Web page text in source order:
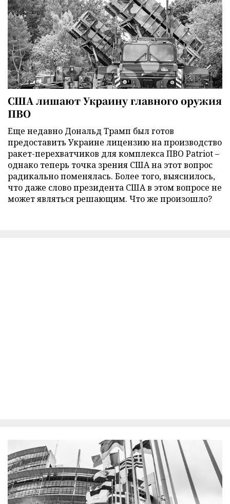
США лишают Украину главного оружия
ПВО
Еще недавно Дональд Трамп был готов
предоставить Украине лицензию на производство
ракет-перехватчиков для комплекса ПВО Patriot –
однако теперь точка зрения США на этот вопрос
радикально поменялась. Более того, выяснилось,
что даже слово президента США в этом вопросе не
может являться решающим. Что же произошло?